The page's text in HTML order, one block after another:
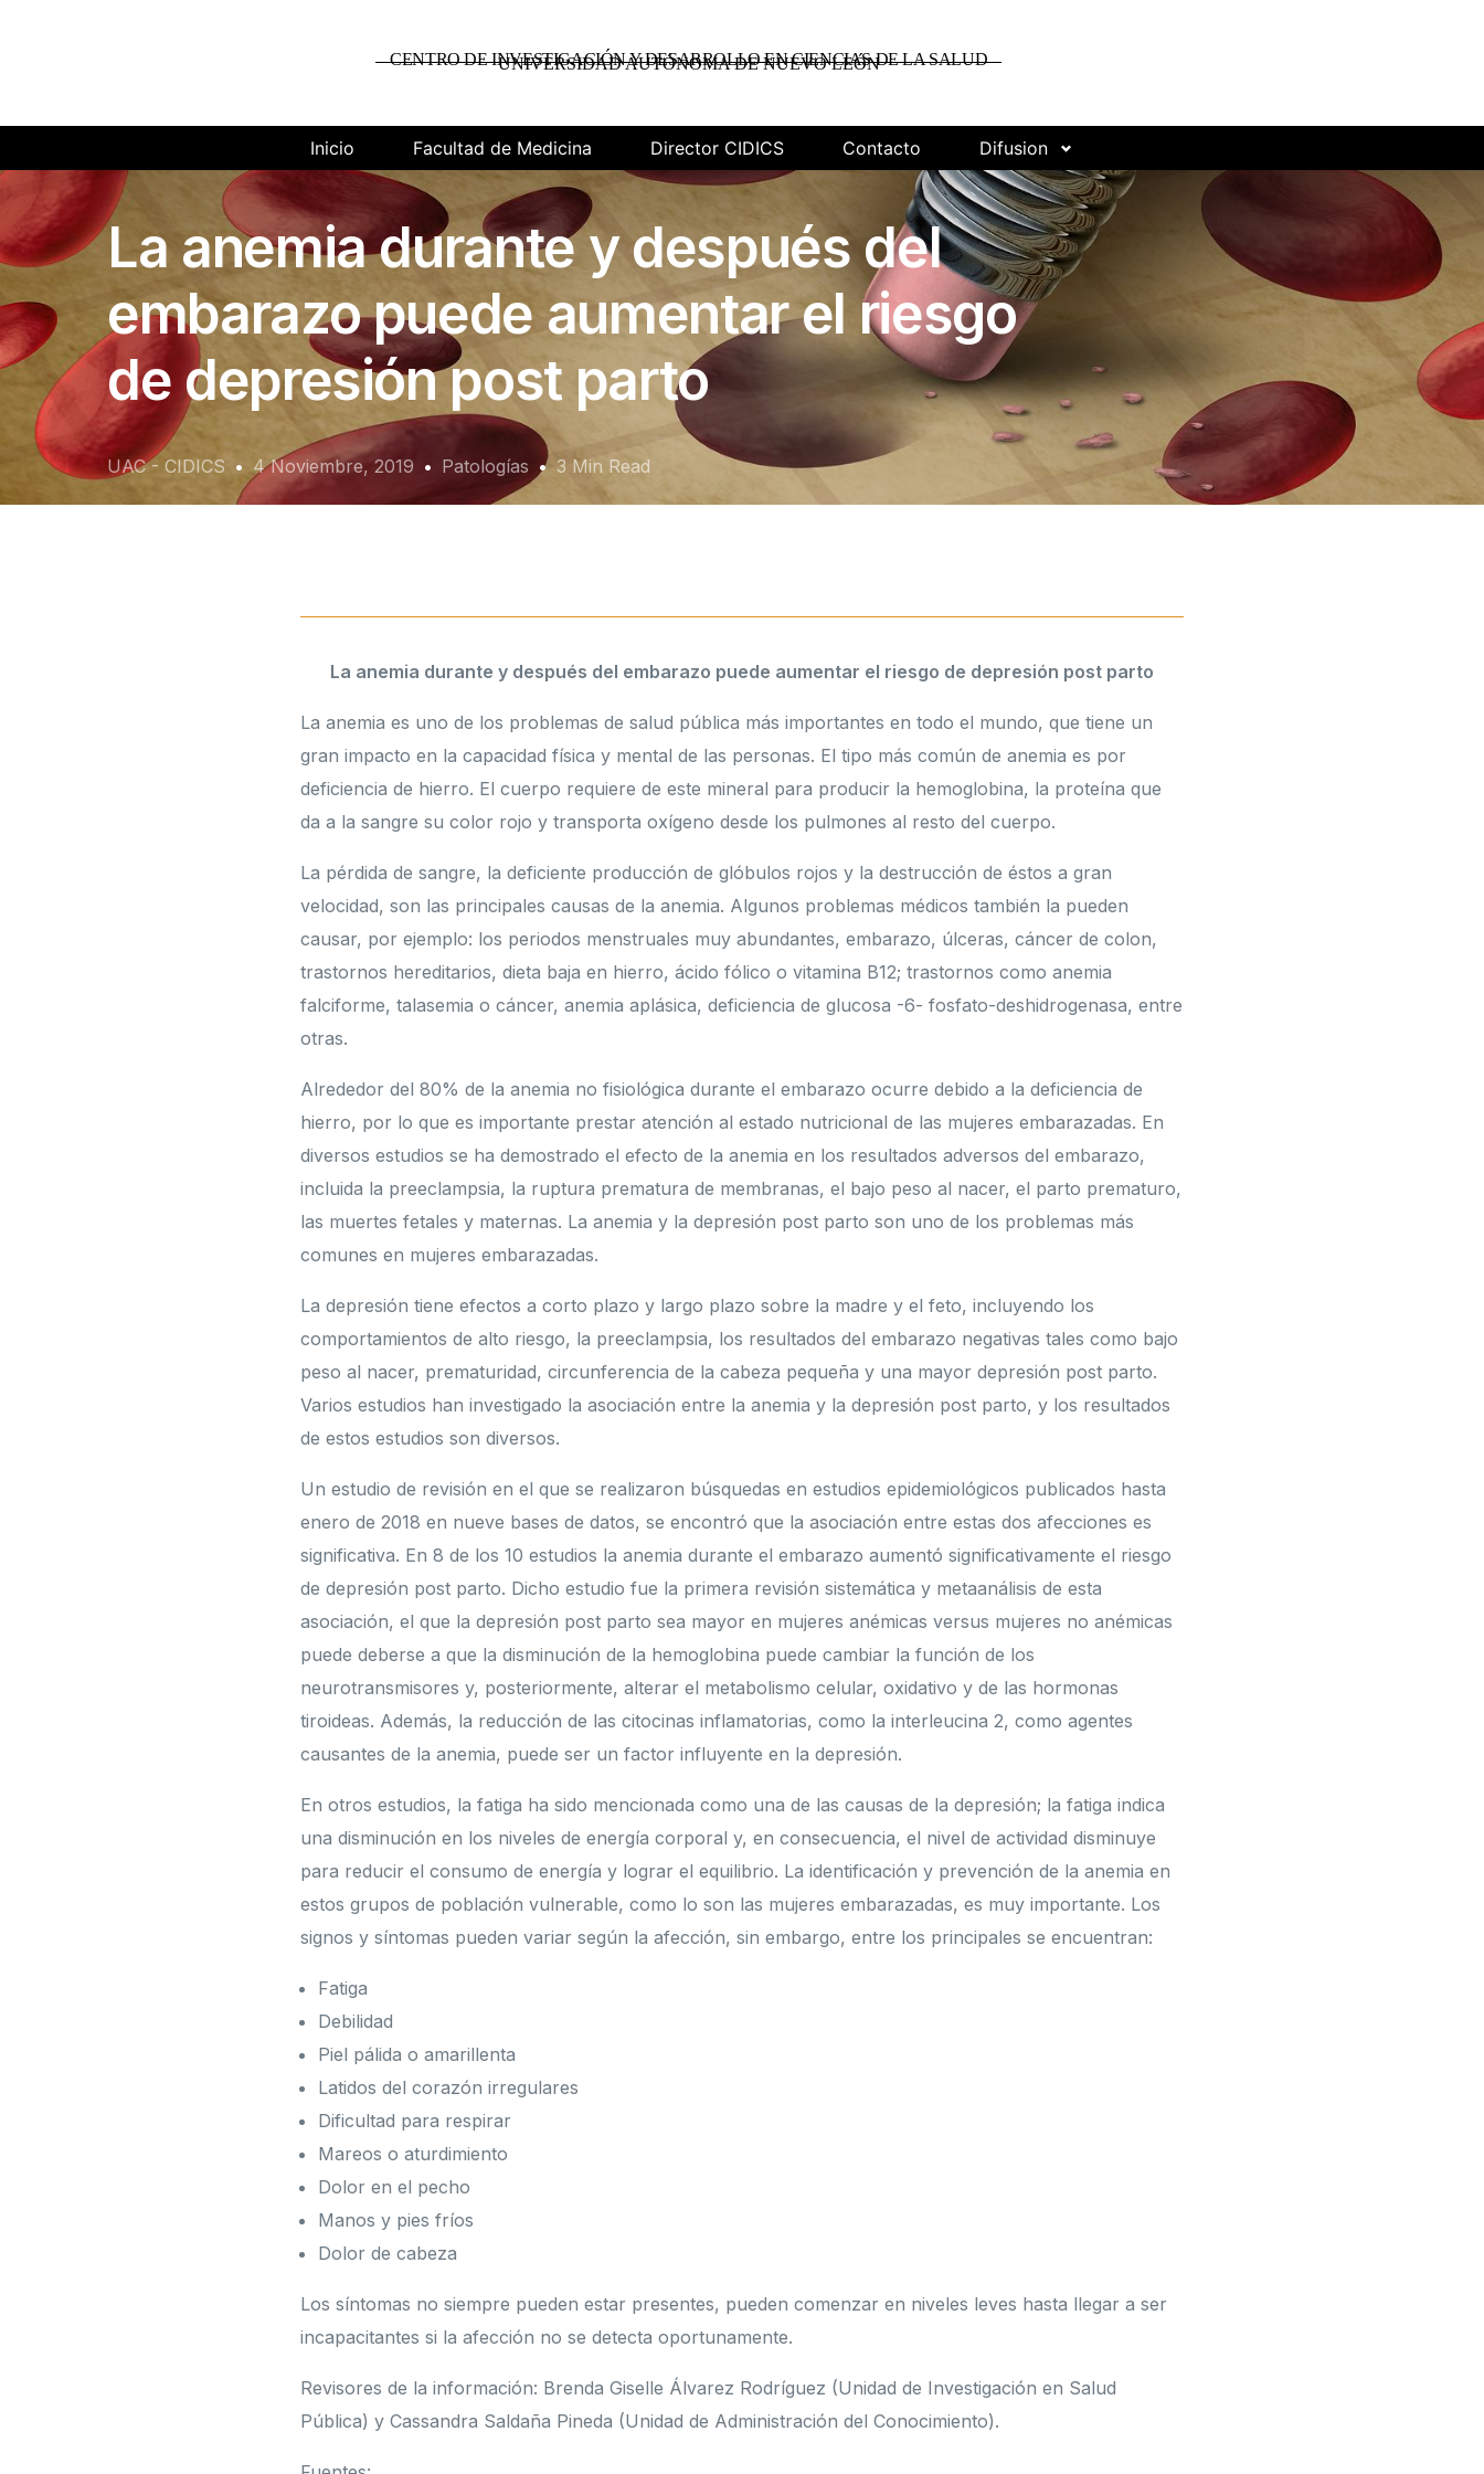
UNIVERSIDAD AUTÓNOMA DE NUEVO LEÓN
CENTRO DE INVESTIGACIÓN Y DESARROLLO EN CIENCIAS DE LA SALUD
Inicio Facultad de Medicina Director CIDICS Contacto Difusion
La anemia durante y después del
embarazo puede aumentar el riesgo
de depresión post parto
UAC - CIDICS 4 Noviembre, 2019 Patologías 3 Min Read
La anemia durante y después del embarazo puede aumentar el riesgo de depresión post parto
La anemia es uno de los problemas de salud pública más importantes en todo el mundo, que tiene un
gran impacto en la capacidad física y mental de las personas. El tipo más común de anemia es por
deficiencia de hierro. El cuerpo requiere de este mineral para producir la hemoglobina, la proteína que
da a la sangre su color rojo y transporta oxígeno desde los pulmones al resto del cuerpo.
La pérdida de sangre, la deficiente producción de glóbulos rojos y la destrucción de éstos a gran
velocidad, son las principales causas de la anemia. Algunos problemas médicos también la pueden
causar, por ejemplo: los periodos menstruales muy abundantes, embarazo, úlceras, cáncer de colon,
trastornos hereditarios, dieta baja en hierro, ácido fólico o vitamina B12; trastornos como anemia
falciforme, talasemia o cáncer, anemia aplásica, deficiencia de glucosa -6- fosfato-deshidrogenasa, entre
otras.
Alrededor del 80% de la anemia no fisiológica durante el embarazo ocurre debido a la deficiencia de
hierro, por lo que es importante prestar atención al estado nutricional de las mujeres embarazadas. En
diversos estudios se ha demostrado el efecto de la anemia en los resultados adversos del embarazo,
incluida la preeclampsia, la ruptura prematura de membranas, el bajo peso al nacer, el parto prematuro,
las muertes fetales y maternas. La anemia y la depresión post parto son uno de los problemas más
comunes en mujeres embarazadas.
La depresión tiene efectos a corto plazo y largo plazo sobre la madre y el feto, incluyendo los
comportamientos de alto riesgo, la preeclampsia, los resultados del embarazo negativas tales como bajo
peso al nacer, prematuridad, circunferencia de la cabeza pequeña y una mayor depresión post parto.
Varios estudios han investigado la asociación entre la anemia y la depresión post parto, y los resultados
de estos estudios son diversos.
Un estudio de revisión en el que se realizaron búsquedas en estudios epidemiológicos publicados hasta
enero de 2018 en nueve bases de datos, se encontró que la asociación entre estas dos afecciones es
significativa. En 8 de los 10 estudios la anemia durante el embarazo aumentó significativamente el riesgo
de depresión post parto. Dicho estudio fue la primera revisión sistemática y metaanálisis de esta
asociación, el que la depresión post parto sea mayor en mujeres anémicas versus mujeres no anémicas
puede deberse a que la disminución de la hemoglobina puede cambiar la función de los
neurotransmisores y, posteriormente, alterar el metabolismo celular, oxidativo y de las hormonas
tiroideas. Además, la reducción de las citocinas inflamatorias, como la interleucina 2, como agentes
causantes de la anemia, puede ser un factor influyente en la depresión.
En otros estudios, la fatiga ha sido mencionada como una de las causas de la depresión; la fatiga indica
una disminución en los niveles de energía corporal y, en consecuencia, el nivel de actividad disminuye
para reducir el consumo de energía y lograr el equilibrio. La identificación y prevención de la anemia en
estos grupos de población vulnerable, como lo son las mujeres embarazadas, es muy importante. Los
signos y síntomas pueden variar según la afección, sin embargo, entre los principales se encuentran:
Fatiga
Debilidad
Piel pálida o amarillenta
Latidos del corazón irregulares
Dificultad para respirar
Mareos o aturdimiento
Dolor en el pecho
Manos y pies fríos
Dolor de cabeza
Los síntomas no siempre pueden estar presentes, pueden comenzar en niveles leves hasta llegar a ser
incapacitantes si la afección no se detecta oportunamente.
Revisores de la información: Brenda Giselle Álvarez Rodríguez (Unidad de Investigación en Salud
Pública) y Cassandra Saldaña Pineda (Unidad de Administración del Conocimiento).